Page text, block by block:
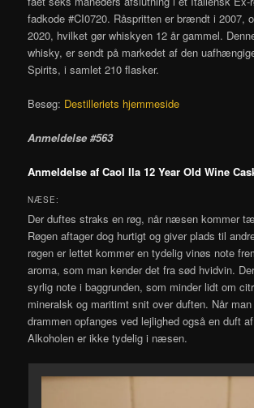
fadkode #CI0720. Råspritten er brændt i 2007,
2020, hvilket gør whiskyen 12 år gammel.
whisky, er sendt på markedet af den
Spirits, i samlet 210 flasker.
Besøg: Destilleriets hjemmeside
Anmeldelse #563
Anmeldelse af Caol Ila 12 Year Old Wine
NÆSE:
Der duftes straks en røg, når næsen kommer
Røgen aftager dog hurtigt og giver plads til
røgen er lettet kommer en tydelig vinøs note
aroma, som man kender det fra sød hvidvin.
syrlig note i baggrunden, som minder lidt om
mineralsk og maritimt snit over duften. Når
drammen opfanges ved lejlighed også en duft
Alkoholen er ikke tydelig i næsen.